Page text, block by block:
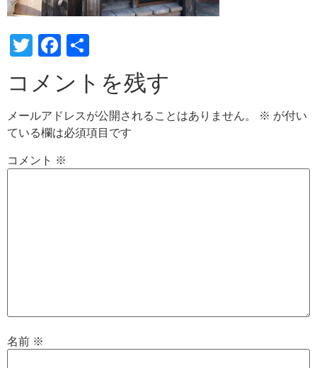
TwitterFacebook
有
コメントを残す
メールアドレスが公開されることはありません。 ※ が付い
ている欄は必須項目です
コメント ※
名前 ※